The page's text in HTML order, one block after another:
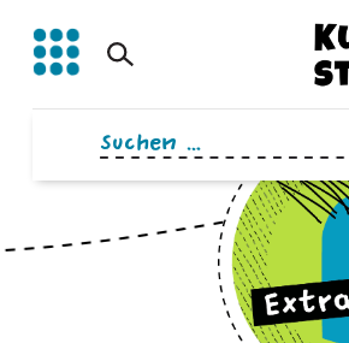
Inhalt
springen
Suchen
nach: